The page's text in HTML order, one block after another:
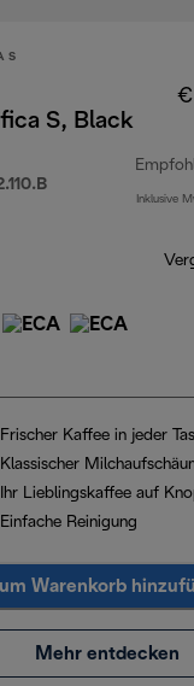
S
S, Black
€
Inklusive
Frischer Kaffee in jeder
Klassischer
Ihr Lieblingskaffee auf
Einfache Reinigung
Warenkorb
Mehr entdecken